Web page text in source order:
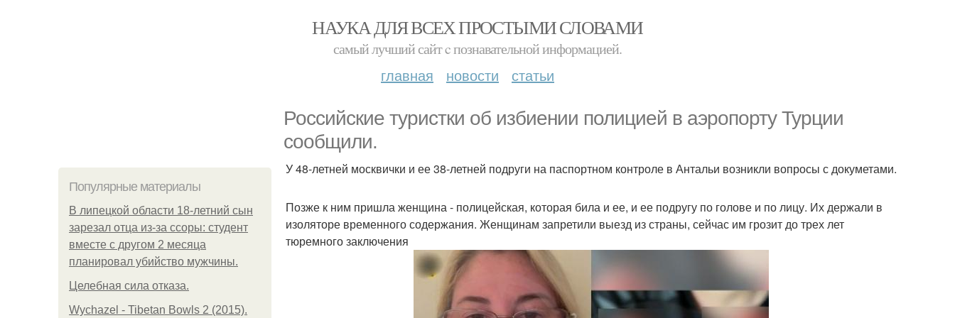
НАУКА ДЛЯ ВСЕХ ПРОСТЫМИ СЛОВАМИ
самый лучший сайт c познавательной информацией.
главная новости статьи
Российские туристки об избиении полицией в аэропорту Турции
сообщили.
Популярные материалы
В липецкой области 18-летний сын
зарезал отца из-за ссоры: студент
вместе с другом 2 месяца
планировал убийство мужчины.
Целебная сила отказа.
Wychazel - Tibetan Bowls 2 (2015).
У 48-летней москвички и ее 38-летней подруги на паспортном контроле в Антальи возникли вопросы с докуметами.
Позже к ним пришла женщина - полицейская, которая била и ее, и ее подругу по голове и по лицу. Их держали в
изоляторе временного содержания. Женщинам запретили выезд из страны, сейчас им грозит до трех лет
тюремного заключения